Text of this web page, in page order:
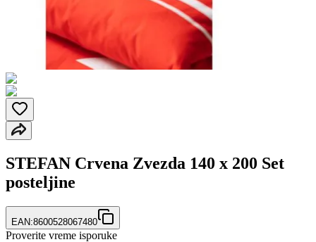
STEFAN Crvena Zvezda 140 x 200 Set
posteljine
EAN:8600528067480
Proverite vreme isporuke